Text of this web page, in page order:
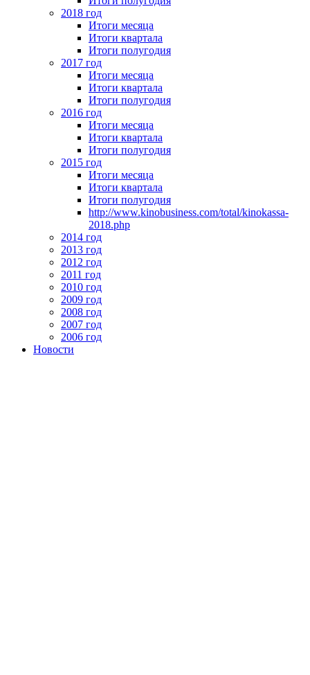
2018 год
Итоги месяца
Итоги квартала
Итоги полугодия
2017 год
Итоги месяца
Итоги квартала
Итоги полугодия
2016 год
Итоги месяца
Итоги квартала
Итоги полугодия
2015 год
Итоги месяца
Итоги квартала
Итоги полугодия
http://www.kinobusiness.com/total/kinokassa-
2018.php
2014 год
2013 год
2012 год
2011 год
2010 год
2009 год
2008 год
2007 год
2006 год
Новости